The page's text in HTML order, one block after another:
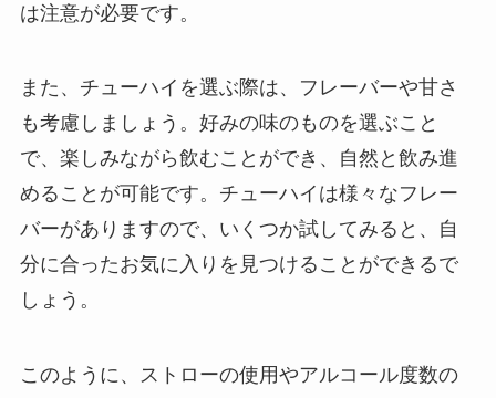
は注意が必要です。
また、チューハイを選ぶ際は、フレーバーや甘さ
も考慮しましょう。好みの味のものを選ぶこと
で、楽しみながら飲むことができ、自然と飲み進
めることが可能です。チューハイは様々なフレー
バーがありますので、いくつか試してみると、自
分に合ったお気に入りを見つけることができるで
しょう。
このように、ストローの使用やアルコール度数の